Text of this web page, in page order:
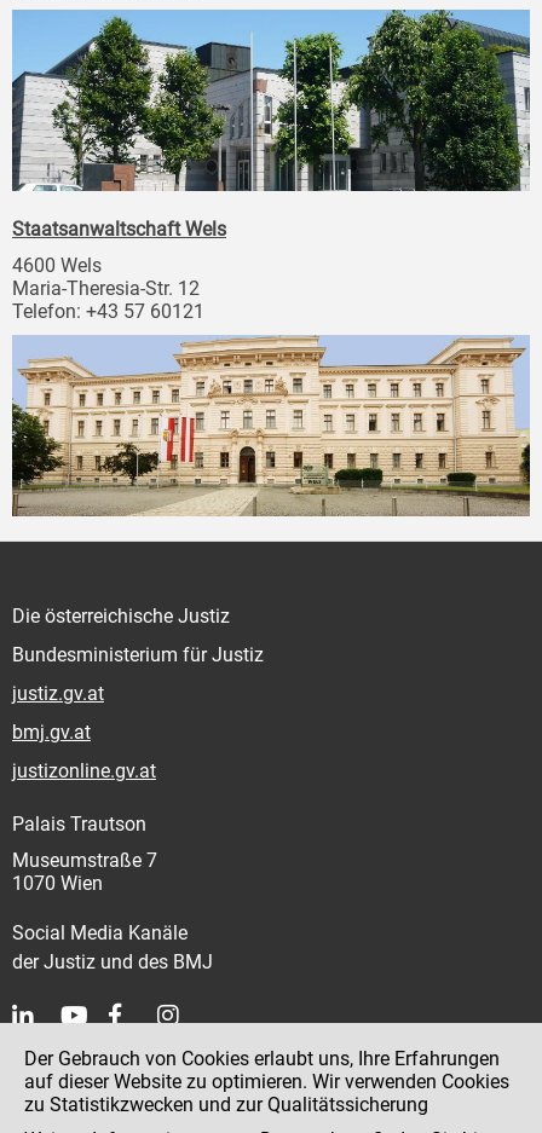
Staatsanwaltschaft Wels
4600 Wels
Maria-Theresia-Str. 12
Telefon: +43 57 60121
Die österreichische Justiz
Bundesministerium für Justiz
justiz.gv.at
bmj.gv.at
justizonline.gv.at
Palais Trautson
Museumstraße 7
1070 Wien
Social Media Kanäle
der Justiz und des BMJ
Kontakt
Impressum
Der Gebrauch von Cookies erlaubt uns, Ihre Erfahrungen
auf dieser Website zu optimieren. Wir verwenden Cookies
zu Statistikzwecken und zur Qualitätssicherung